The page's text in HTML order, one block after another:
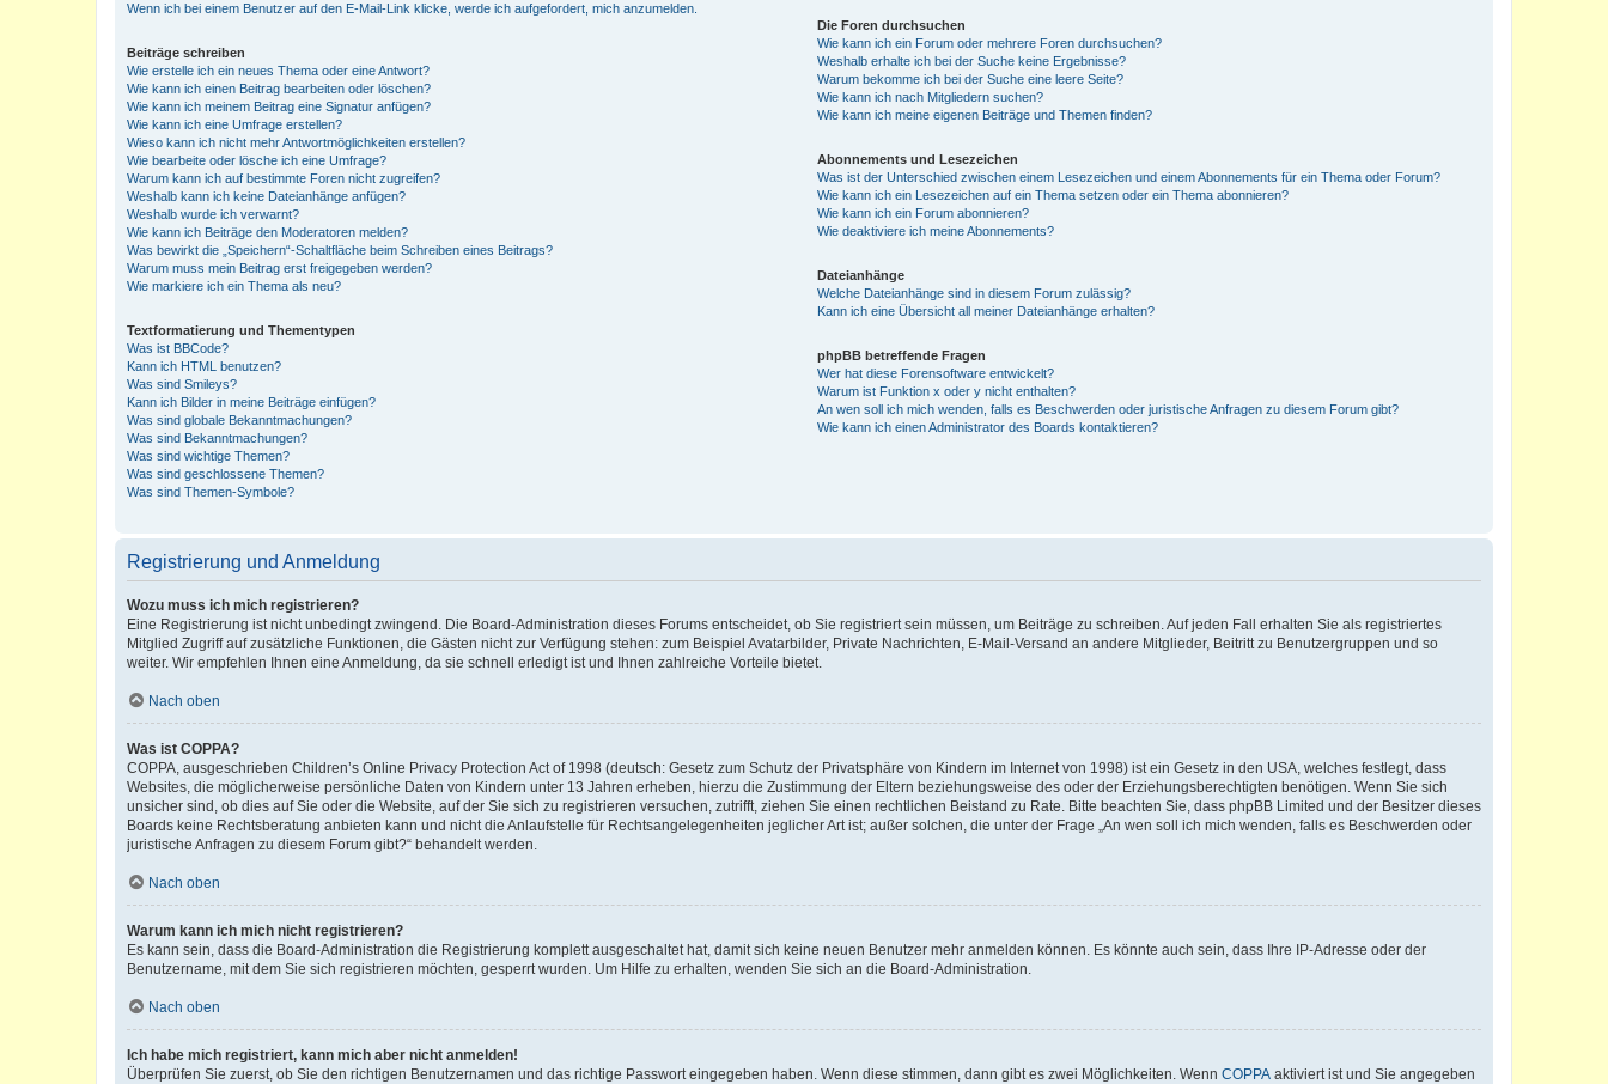
Wenn ich bei einem Benutzer auf den E-Mail-Link klicke, werde ich aufgefordert, mich anzumelden.
Beiträge schreiben
Wie erstelle ich ein neues Thema oder eine Antwort?
Wie kann ich einen Beitrag bearbeiten oder löschen?
Wie kann ich meinem Beitrag eine Signatur anfügen?
Wie kann ich eine Umfrage erstellen?
Wieso kann ich nicht mehr Antwortmöglichkeiten erstellen?
Wie bearbeite oder lösche ich eine Umfrage?
Warum kann ich auf bestimmte Foren nicht zugreifen?
Weshalb kann ich keine Dateianhänge anfügen?
Weshalb wurde ich verwarnt?
Wie kann ich Beiträge den Moderatoren melden?
Was bewirkt die „Speichern“-Schaltfläche beim Schreiben eines Beitrags?
Warum muss mein Beitrag erst freigegeben werden?
Wie markiere ich ein Thema als neu?
Textformatierung und Thementypen
Was ist BBCode?
Kann ich HTML benutzen?
Was sind Smileys?
Kann ich Bilder in meine Beiträge einfügen?
Was sind globale Bekanntmachungen?
Was sind Bekanntmachungen?
Was sind wichtige Themen?
Was sind geschlossene Themen?
Was sind Themen-Symbole?
Die Foren durchsuchen
Wie kann ich ein Forum oder mehrere Foren durchsuchen?
Weshalb erhalte ich bei der Suche keine Ergebnisse?
Warum bekomme ich bei der Suche eine leere Seite?
Wie kann ich nach Mitgliedern suchen?
Wie kann ich meine eigenen Beiträge und Themen finden?
Abonnements und Lesezeichen
Was ist der Unterschied zwischen einem Lesezeichen und einem Abonnements für ein Thema oder Forum?
Wie kann ich ein Lesezeichen auf ein Thema setzen oder ein Thema abonnieren?
Wie kann ich ein Forum abonnieren?
Wie deaktiviere ich meine Abonnements?
Dateianhänge
Welche Dateianhänge sind in diesem Forum zulässig?
Kann ich eine Übersicht all meiner Dateianhänge erhalten?
phpBB betreffende Fragen
Wer hat diese Forensoftware entwickelt?
Warum ist Funktion x oder y nicht enthalten?
An wen soll ich mich wenden, falls es Beschwerden oder juristische Anfragen zu diesem Forum gibt?
Wie kann ich einen Administrator des Boards kontaktieren?
Registrierung und Anmeldung
Wozu muss ich mich registrieren?
Eine Registrierung ist nicht unbedingt zwingend. Die Board-Administration dieses Forums entscheidet, ob Sie registriert sein müssen, um Beiträge zu schreiben. Auf jeden Fall erhalten Sie als registriertes
Mitglied Zugriff auf zusätzliche Funktionen, die Gästen nicht zur Verfügung stehen: zum Beispiel Avatarbilder, Private Nachrichten, E-Mail-Versand an andere Mitglieder, Beitritt zu Benutzergruppen und so
weiter. Wir empfehlen Ihnen eine Anmeldung, da sie schnell erledigt ist und Ihnen zahlreiche Vorteile bietet.
Nach oben
Was ist COPPA?
COPPA, ausgeschrieben Children’s Online Privacy Protection Act of 1998 (deutsch: Gesetz zum Schutz der Privatsphäre von Kindern im Internet von 1998) ist ein Gesetz in den USA, welches festlegt, dass
Websites, die möglicherweise persönliche Daten von Kindern unter 13 Jahren erheben, hierzu die Zustimmung der Eltern beziehungsweise des oder der Erziehungsberechtigten benötigen. Wenn Sie sich
unsicher sind, ob dies auf Sie oder die Website, auf der Sie sich zu registrieren versuchen, zutrifft, ziehen Sie einen rechtlichen Beistand zu Rate. Bitte beachten Sie, dass phpBB Limited und der Besitzer dieses
Boards keine Rechtsberatung anbieten kann und nicht die Anlaufstelle für Rechtsangelegenheiten jeglicher Art ist; außer solchen, die unter der Frage „An wen soll ich mich wenden, falls es Beschwerden oder
juristische Anfragen zu diesem Forum gibt?“ behandelt werden.
Nach oben
Warum kann ich mich nicht registrieren?
Es kann sein, dass die Board-Administration die Registrierung komplett ausgeschaltet hat, damit sich keine neuen Benutzer mehr anmelden können. Es könnte auch sein, dass Ihre IP-Adresse oder der
Benutzername, mit dem Sie sich registrieren möchten, gesperrt wurden. Um Hilfe zu erhalten, wenden Sie sich an die Board-Administration.
Nach oben
Ich habe mich registriert, kann mich aber nicht anmelden!
Überprüfen Sie zuerst, ob Sie den richtigen Benutzernamen und das richtige Passwort eingegeben haben. Wenn diese stimmen, dann gibt es zwei Möglichkeiten. Wenn COPPA aktiviert ist und Sie angegeben